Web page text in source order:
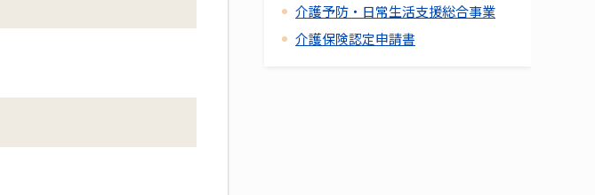
介護予防・日常生活支援総合事業
介護保険認定申請書